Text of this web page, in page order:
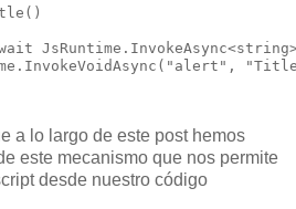
a lo largo de este post hemos
este mecanismo que nos permite
desde nuestro código